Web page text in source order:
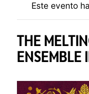
Este evento
THE
ENSEMBLE